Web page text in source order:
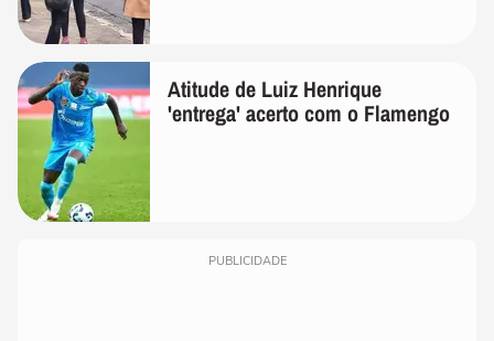
Atitude de Luiz Henrique
'entrega' acerto com o Flamengo
PUBLICIDADE